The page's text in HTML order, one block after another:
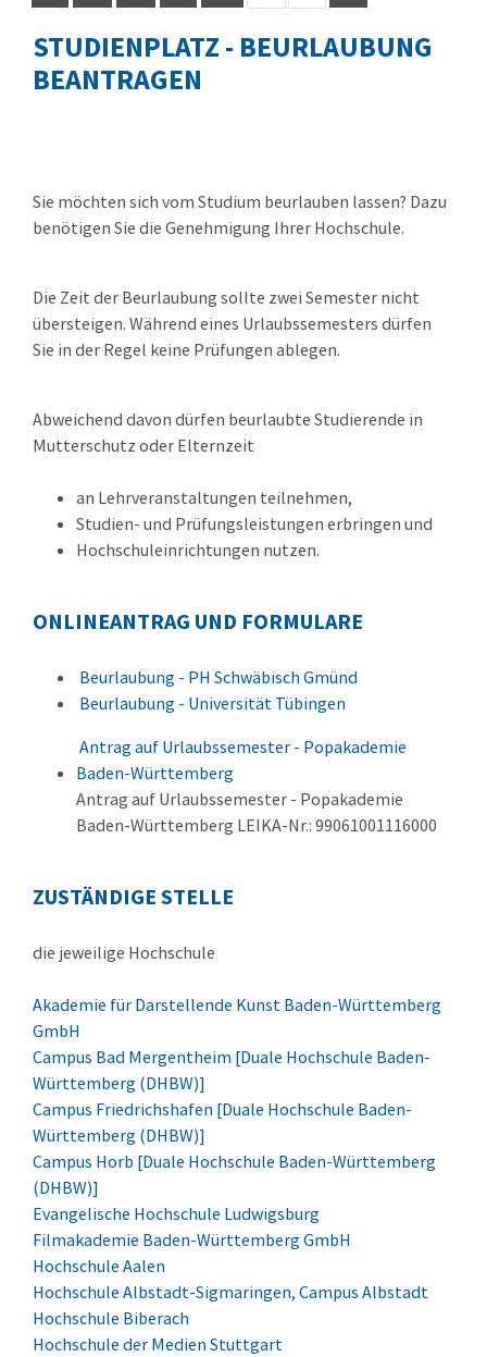
STUDIENPLATZ - BEURLAUBUNG
BEANTRAGEN
Sie möchten sich vom Studium beurlauben lassen? Dazu
benötigen Sie die Genehmigung Ihrer Hochschule.
Die Zeit der Beurlaubung sollte zwei Semester nicht
übersteigen. Während eines Urlaubssemesters dürfen
Sie in der Regel keine Prüfungen ablegen.
Abweichend davon dürfen beurlaubte Studierende in
Mutterschutz oder Elternzeit
an Lehrveranstaltungen teilnehmen,
Studien- und Prüfungsleistungen erbringen und
Hochschuleinrichtungen nutzen.
ONLINEANTRAG UND FORMULARE
Beurlaubung - PH Schwäbisch Gmünd
Beurlaubung - Universität Tübingen
Antrag auf Urlaubssemester - Popakademie
Baden-Württemberg
Antrag auf Urlaubssemester - Popakademie
Baden-Württemberg LEIKA-Nr.: 99061001116000
ZUSTÄNDIGE STELLE
die jeweilige Hochschule
Akademie für Darstellende Kunst Baden-Württemberg
GmbH
Campus Bad Mergentheim [Duale Hochschule Baden-
Württemberg (DHBW)]
Campus Friedrichshafen [Duale Hochschule Baden-
Württemberg (DHBW)]
Campus Horb [Duale Hochschule Baden-Württemberg
(DHBW)]
Evangelische Hochschule Ludwigsburg
Filmakademie Baden-Württemberg GmbH
Hochschule Aalen
Hochschule Albstadt-Sigmaringen, Campus Albstadt
Hochschule Biberach
Hochschule der Medien Stuttgart